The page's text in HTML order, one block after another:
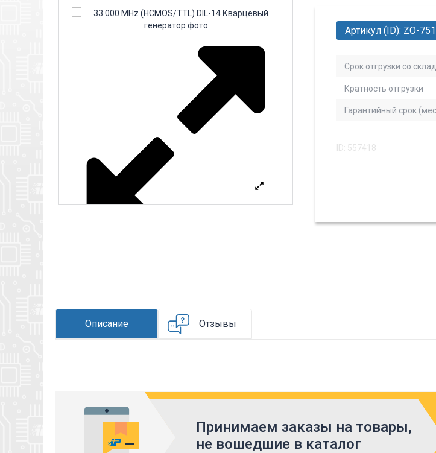
Артикул (ID): ZO-
Срок отгрузки со
Кратность отгрузки
Гарантийный срок
ID: 557418
Описание Отзывы
Принимаем заказы на товары,
не вошедшие в каталог